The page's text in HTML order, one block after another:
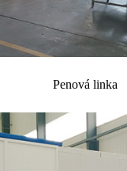
Penová linka